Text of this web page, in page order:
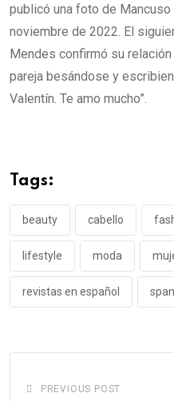
publicó una foto de
noviembre de 2022. El
Mendes confirmó su
pareja besándose y
Valentín. Te amo mucho”.
Tags:
beauty cabello
lifestyle moda
revistas en español
PREVIOUS POST